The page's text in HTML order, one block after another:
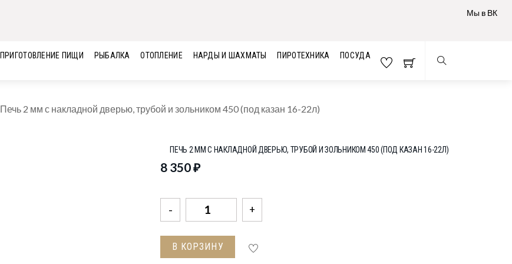
Мы в ВК
ПРИГОТОВЛЕНИЕ ПИЩИ РЫБАЛКА ОТОПЛЕНИЕ НАРДЫ И ШАХМАТЫ ПИРОТЕХНИКА ПОСУДА
Печь 2 мм с накладной дверью, трубой и зольником 450 (под казан 16-22л)
ПЕЧЬ 2 ММ С НАКЛАДНОЙ ДВЕРЬЮ, ТРУБОЙ И ЗОЛЬНИКОМ 450 (ПОД КАЗАН 16-22Л)
8 350₽
Количество
товара
Печь
2
В КОРЗИНУ